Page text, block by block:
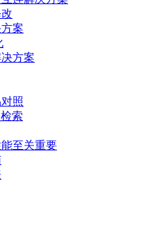
案
方案
照
索
至关重要